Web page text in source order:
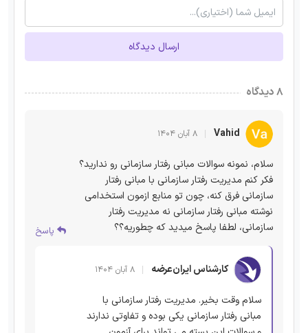
ارسال دیدگاه
۸ دیدگاه
Vahid ۸ آبان ۱۴۰۴
سلام، نمونه سوالات مبانی رفتار سازمانی رو‌ ندارید؟
فکر کنم مدیریت رفتار سازمانی با مبانی رفتار
سازمانی فرق کنه، چون تو منابع ازمون استخدامی
نوشته مبانی رفتار سازمانی نه مدیریت رفتار
سازمانی، لطفا پاسخ میدید که چطوریه؟؟
پاسخ
کارشناس ایران‌عرضه ۸ آبان ۱۴۰۴
سلام وقت بخیر. مدیریت رفتار سازمانی با
مبانی رفتار سازمانی یکی بوده و تفاوتی ندارند